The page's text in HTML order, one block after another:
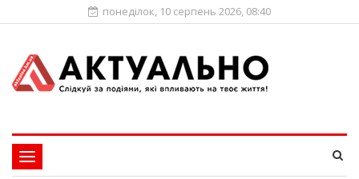
понеділок, 10 серпень 2026, 08:40
Toggle